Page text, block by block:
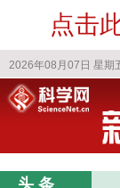
点击
头 条